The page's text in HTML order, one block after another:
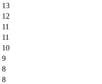
13
12
11
11
10
9
8
8